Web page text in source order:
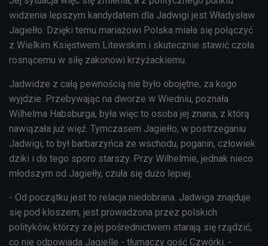
widzenia lepszym kandydatem dla Jadwigi jest Władysław
Jagiełło. Dzięki temu mariażowi Polska miała się połączyć
z Wielkim Księstwem Litewskim i skutecznie stawić czoła
rosnącemu w siłę zakonowi krzyżackiemu.
Jadwidze z całą pewnością nie było obojętne, za kogo
wyjdzie. Przebywając na dworze w Wiedniu, poznała
Wilhelma Habsburga, była więc to osoba jej znana, z którą
nawiązała już więź. Tymczasem Jagiełło, w postrzeganiu
Jadwigi, to był barbarzyńca ze wschodu, poganin, człowiek
dziki i do tego sporo starszy. Przy Wilhelmie, jednak nieco
młodszym od Jagiełły, czuła się dużo lepiej.
- Od początku jest to relacja niedobrana. Jadwiga znajduje
się pod kloszem, jest prowadzona przez polskich
polityków, którzy za jej pośrednictwem starają się rządzić,
co nie odpowiada Jagielle - tłumaczy gość Czwórki. -